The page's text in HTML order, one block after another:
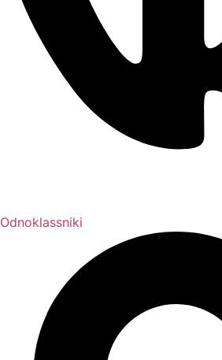
Odnoklassniki